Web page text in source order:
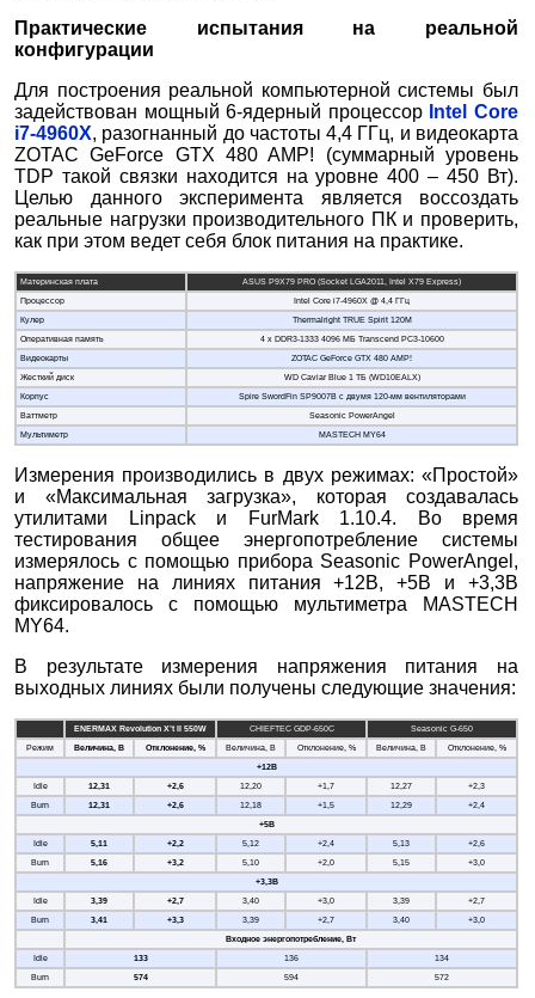
Практические испытания на реальной
конфигурации
Для построения реальной компьютерной системы был
задействован мощный 6-ядерный процессор Intel Core
i7-4960X, разогнанный до частоты 4,4 ГГц, и видеокарта
ZOTAC GeForce GTX 480 AMP! (суммарный уровень
TDP такой связки находится на уровне 400 – 450 Вт).
Целью данного эксперимента является воссоздать
реальные нагрузки производительного ПК и проверить,
как при этом ведет себя блок питания на практике.
Материнская плата
ASUS P9X79 PRO (Socket LGA2011, Intel X79 Express)
Процессор
Intel Core i7-4960X @ 4,4 ГГц
Кулер
Thermalright TRUE Spirit 120M
Оперативная память
4 x DDR3-1333 4096 MБ Transcend PC3-10600
Видеокарты
ZOTAC GeForce GTX 480 AMP!
Жесткий диск
WD Caviar Blue 1 ТБ (WD10EALX)
Корпус
Spire SwordFin SP9007B с двумя 120-мм вентиляторами
Ваттметр
Seasonic PowerAngel
Мультиметр
MASTECH MY64
Измерения производились в двух режимах: «Простой»
и «Максимальная загрузка», которая создавалась
утилитами Linpack и FurMark 1.10.4. Во время
тестирования общее энергопотребление системы
измерялось с помощью прибора Seasonic PowerAngel,
напряжение на линиях питания +12В, +5В и +3,3В
фиксировалось с помощью мультиметра MASTECH
MY64.
В результате измерения напряжения питания на
выходных линиях были получены следующие значения:
ENERMAX Revolution X’t II 550W CHIEFTEC GDP-650C
Seasonic G-650
Режим
Величина, В Отклонение, % Величина, В Отклонение, % Величина, В
Отклонение, %
+12В
Idle
12,31 +2,6 12,20 +1,7 12,27
+2,3
Burn
12,31 +2,6 12,18 +1,5 12,29
+2,4
+5В
Idle
5,11 +2,2 5,12 +2,4 5,13
+2,6
Burn
5,16 +3,2 5,10 +2,0 5,15
+3,0
+3,3В
Idle
3,39 +2,7 3,40 +3,0 3,39
+2,7
Burn
3,41 +3,3 3,39 +2,7 3,40
+3,0
Входное энергопотребление, Вт
Idle
133 136
134
Burn
574 594 572